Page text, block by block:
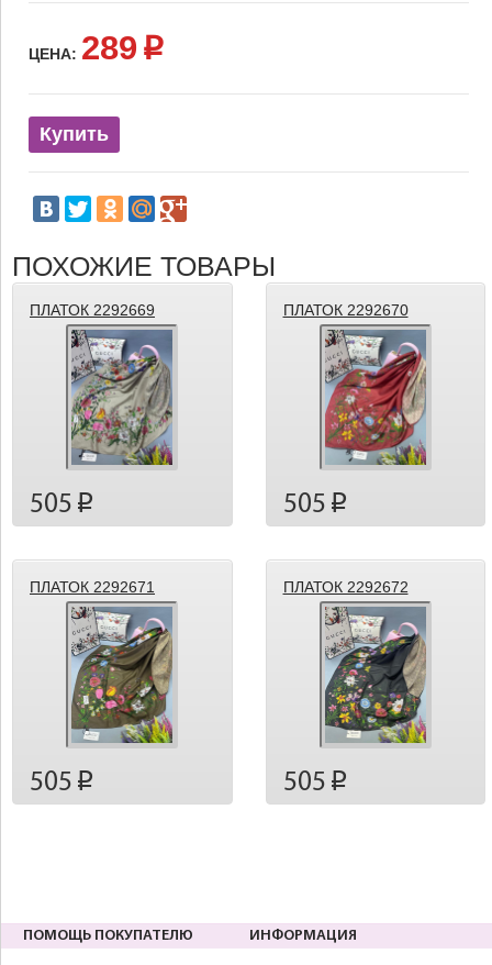
ЦЕНА: 289 p
Купить
ПОХОЖИЕ ТОВАРЫ
ПЛАТОК 2292669
505 p
ПЛАТОК 2292670
505 p
ПЛАТОК 2292671
505 p
ПЛАТОК 2292672
505 p
ПОМОЩЬ ПОКУПАТЕЛЮ ИНФОРМАЦИЯ